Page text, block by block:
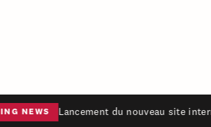
NEWS Lancement du nouveau site